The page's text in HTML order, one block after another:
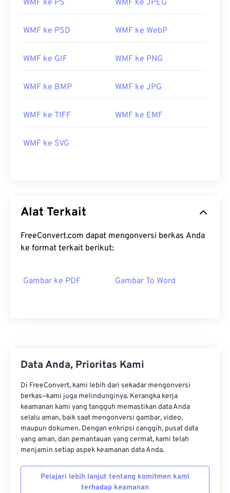
WMF ke PS WMF ke JPEG
WMF ke PSD WMF ke WebP
WMF ke GIF WMF ke PNG
WMF ke BMP WMF ke JPG
WMF ke TIFF WMF ke EMF
WMF ke SVG
Alat Terkait
FreeConvert.com dapat mengonversi berkas Anda
ke format terkait berikut:
Gambar ke PDF Gambar To Word
Data Anda, Prioritas Kami
Di FreeConvert, kami lebih dari sekadar mengonversi
berkas—kami juga melindunginya. Kerangka kerja
keamanan kami yang tangguh memastikan data Anda
selalu aman, baik saat mengonversi gambar, video,
maupun dokumen. Dengan enkripsi canggih, pusat data
yang aman, dan pemantauan yang cermat, kami telah
menjamin setiap aspek keamanan data Anda.
Pelajari lebih lanjut tentang komitmen kami
terhadap keamanan